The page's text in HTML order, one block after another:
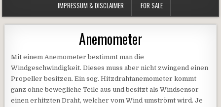
IMPRESSUM & DISCLAIMER FOR SALE
Anemometer
Mit einem Anemometer bestimmt man die
Windgeschwindigkeit. Dieses muss aber nicht zwingend einen
Propeller besitzen. Ein sog. Hitzdrahtanemometer kommt
ganz ohne bewegliche Teile aus und besitzt als Windsensor
einen erhitzten Draht, welcher vom Wind umströmt wird. Je